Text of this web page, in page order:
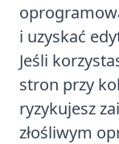
i uzyskać
Jeśli
stron przy
ryzykujesz
złośliwym